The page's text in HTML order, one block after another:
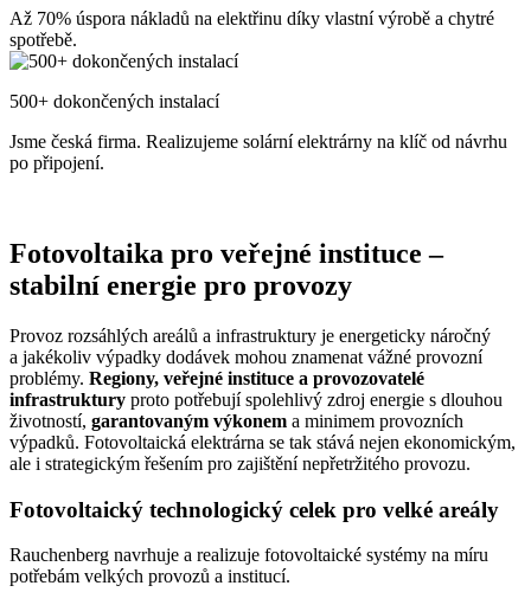
Až 70% úspora nákladů na elektřinu díky vlastní výrobě a chytré
spotřebě.
500+ dokončených instalací
Jsme česká firma. Realizujeme solární elektrárny na klíč od návrhu
po připojení.
Fotovoltaika pro veřejné instituce –
stabilní energie pro provozy
Provoz rozsáhlých areálů a infrastruktury je energeticky náročný
a jakékoliv výpadky dodávek mohou znamenat vážné provozní
problémy. Regiony, veřejné instituce a provozovatelé
infrastruktury proto potřebují spolehlivý zdroj energie s dlouhou
životností, garantovaným výkonem a minimem provozních
výpadků. Fotovoltaická elektrárna se tak stává nejen ekonomickým,
ale i strategickým řešením pro zajištění nepřetržitého provozu.
Fotovoltaický technologický celek pro velké areály
Rauchenberg navrhuje a realizuje fotovoltaické systémy na míru
potřebám velkých provozů a institucí.